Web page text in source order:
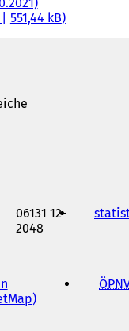
551,44 kB
06131 12-
2048
(